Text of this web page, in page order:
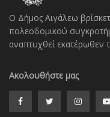
Ο Δήμος Αιγάλεω
πολεοδομικού
αναπτυχθεί εκατέρωθεν
Ακολουθήστε μας